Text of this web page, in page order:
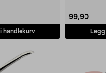
handlekurv
99,90